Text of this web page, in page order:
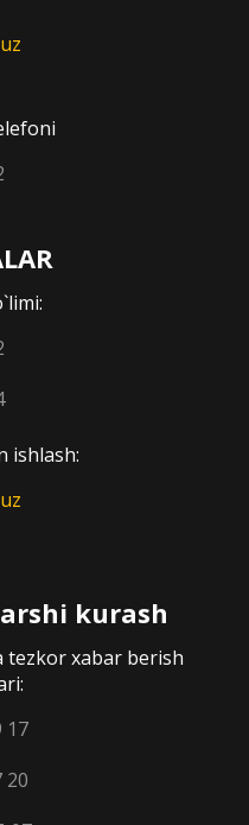
ishlash:
kurash
tezkor xabar berish
17
20